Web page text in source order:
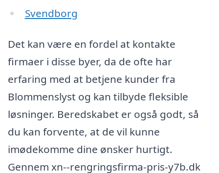
Svendborg
Det kan være en fordel at kontakte
firmaer i disse byer, da de ofte har
erfaring med at betjene kunder fra
Blommenslyst og kan tilbyde fleksible
løsninger. Beredskabet er også godt, så
du kan forvente, at de vil kunne
imødekomme dine ønsker hurtigt.
Gennem xn--rengringsfirma-pris-y7b.dk